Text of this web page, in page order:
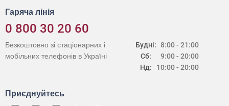
Гаряча лінія
0 800 30 20 60
Будні:
Сб:
Нд:
8:00 - 21:00
9:00 - 20:00
10:00 - 20:00
Безкоштовно зі стаціонарних і
мобільних телефонів в Україні
Приєднуйтесь